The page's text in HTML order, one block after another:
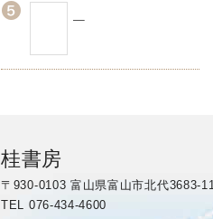
桂書房
〒930-0103 富山県富山市北代3683-11
TEL 076-434-4600